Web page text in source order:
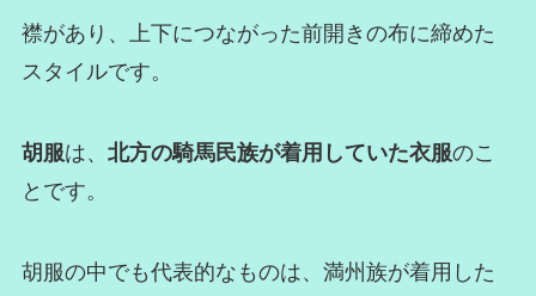
襟があり、上下につながった前開きの布に締めた
スタイルです。
胡服は、 北方の騎馬民族が着用していた衣服のこ
とです。
胡服の中でも代表的なものは、満州族が着用した